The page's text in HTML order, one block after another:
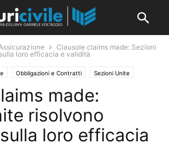
Clausole claims made: Sezioni
loro efficacia e validità
Obbligazioni e Contratti Sezioni Unite
made:
risolvono
loro efficacia